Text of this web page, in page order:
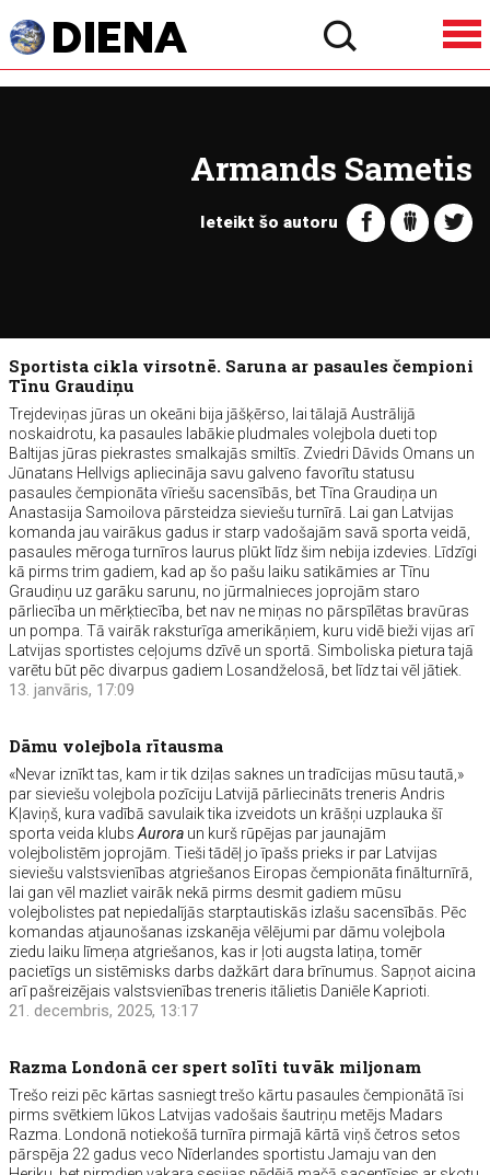
Armands Sametis
Ieteikt šo autoru
Sportista cikla virsotnē. Saruna ar pasaules čempioni
Tīnu Graudiņu
Trejdeviņas jūras un okeāni bija jāšķērso, lai tālajā Austrālijā
noskaidrotu, ka pasaules labākie pludmales volejbola dueti top
Baltijas jūras piekrastes smalkajās smiltīs. Zviedri Dāvids Omans un
Jūnatans Hellvigs apliecināja savu galveno favorītu statusu
pasaules čempionāta vīriešu sacensībās, bet Tīna Graudiņa un
Anastasija Samoilova pārsteidza sieviešu turnīrā. Lai gan Latvijas
komanda jau vairākus gadus ir starp vadošajām savā sporta veidā,
pasaules mēroga turnīros laurus plūkt līdz šim nebija izdevies. Līdzīgi
kā pirms trim gadiem, kad ap šo pašu laiku satikāmies ar Tīnu
Graudiņu uz garāku sarunu, no jūrmalnieces joprojām staro
pārliecība un mērķtiecība, bet nav ne miņas no pārspīlētas bravūras
un pompa. Tā vairāk raksturīga amerikāņiem, kuru vidē bieži vijas arī
Latvijas sportistes ceļojums dzīvē un sportā. Simboliska pietura tajā
varētu būt pēc divarpus gadiem Losandželosā, bet līdz tai vēl jātiek.
13. janvāris, 17:09
Dāmu volejbola rītausma
«Nevar iznīkt tas, kam ir tik dziļas saknes un tradīcijas mūsu tautā,»
par sieviešu volejbola pozīciju Latvijā pārliecināts treneris Andris
Kļaviņš, kura vadībā savulaik tika izveidots un krāšņi uzplauka šī
sporta veida klubsAurora un kurš rūpējas par jaunajām
volejbolistēm joprojām. Tieši tādēļ jo īpašs prieks ir par Latvijas
sieviešu valstsvienības atgriešanos Eiropas čempionāta finālturnīrā,
lai gan vēl mazliet vairāk nekā pirms desmit gadiem mūsu
volejbolistes pat nepiedalījās starptautiskās izlašu sacensībās. Pēc
komandas atjaunošanas izskanēja vēlējumi par dāmu volejbola
ziedu laiku līmeņa atgriešanos, kas ir ļoti augsta latiņa, tomēr
pacietīgs un sistēmisks darbs dažkārt dara brīnumus. Sapņot aicina
arī pašreizējais valstsvienības treneris itālietis Daniēle Kaprioti.
21. decembris, 2025, 13:17
Razma Londonā cer spert solīti tuvāk miljonam
Trešo reizi pēc kārtas sasniegt trešo kārtu pasaules čempionātā īsi
pirms svētkiem lūkos Latvijas vadošais šautriņu metējs Madars
Razma. Londonā notiekošā turnīra pirmajā kārtā viņš četros setos
pārspēja 22 gadus veco Nīderlandes sportistu Jamaju van den